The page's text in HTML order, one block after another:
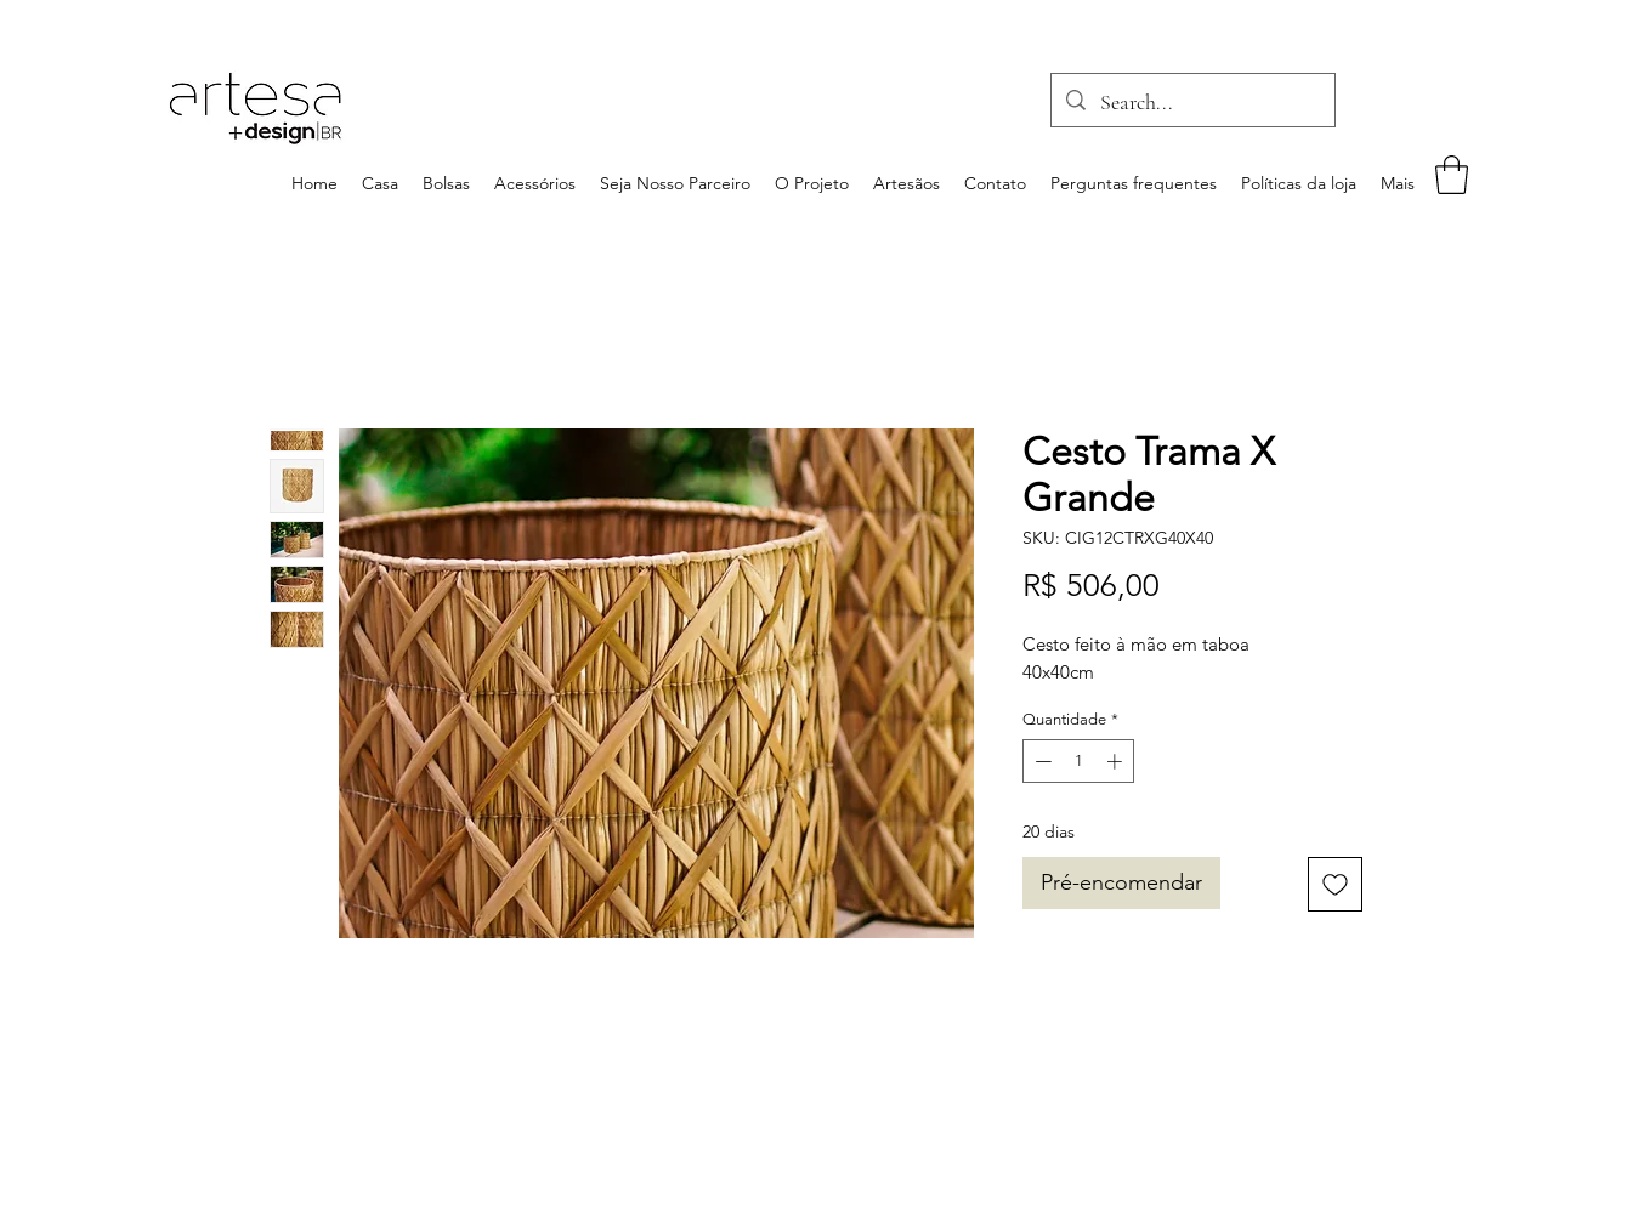
Home Casa Bolsas Acessórios Seja Nosso Parceiro O Projeto Artesãos Contato Perguntas frequentes Políticas da loja Mais
Cesto Trama X
Grande
SKU: CIG12CTRXG40X40
R$ 506,00
Cesto feito à mão em taboa
40x40cm
Quantidade *
20 dias
Pré-encomendar